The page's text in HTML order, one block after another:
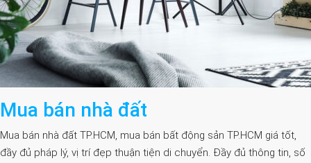
Mua bán nhà đất
Mua bán nhà đất TP.HCM, mua bán bất động sản TP.HCM giá tốt,
đầy đủ pháp lý, vị trí đẹp thuận tiện di chuyển. Đầy đủ thông tin, số